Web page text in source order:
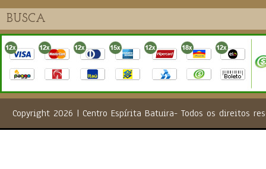
Copyright 2026 | Centro Espírita Batuira- Todos os